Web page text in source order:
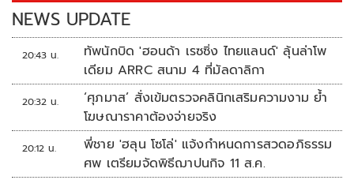
NEWS UPDATE
20:43 น.
ทัพนักบิด 'ฮอนด้า เรซซิ่ง ไทยแลนด์' ลุ้นล่าโพ
เดียม ARRC สนาม 4 ที่มัลดาลิกา
20:32 น.
‘ศุภมาส’ สั่งเข้มตรวจคลินิกเสริมความงาม ย้ำ
โฆษณาราคาต้องจ่ายจริง
20:12 น.
พี่ชาย 'ฮลุน โซโล่' แจ้งกำหนดการสวดอภิธรรม
ศพ เตรียมจัดพิธีฌาปนกิจ 11 ส.ค.